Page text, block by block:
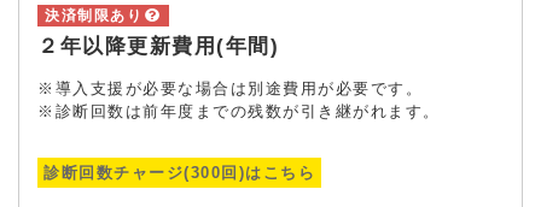
２年以降更新費用(年間)
※導入支援が必要な場合は別途費用が必要です。
※診断回数は前年度までの残数が引き継がれます。
診断回数チャージ(300回)はこちら